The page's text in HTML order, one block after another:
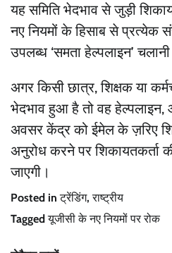
यह समिति भेदभाव से जुड़ी
नए नियमों के हिसाब से प्रत्येक
उपलब्ध ‘समता हेल्पलाइन’ चलानी
अगर किसी छात्र, शिक्षक या
भेदभाव हुआ है तो वह हेल्पलाइन,
अवसर केंद्र को ईमेल के ज़रिए
अनुरोध करने पर शिकायतकर्ता
जाएगी।
Posted inट्रेंडिंग,राष्ट्रीय
Taggedयूजीसी के नए नियमों पर रोक